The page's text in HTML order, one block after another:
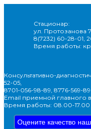
Стационар:
ул. Протозанова
8(7232) 60-28-01,
Время работы:
Консультативно-
52-05,
8701-056-98-89, 8776-569-
Email приемной главного
Время работы: 08.00-17.00
Оцените качество